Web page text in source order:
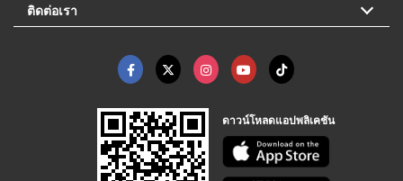
ติดต่อเรา
ดาวน์โหลดแอปพลิเคชัน